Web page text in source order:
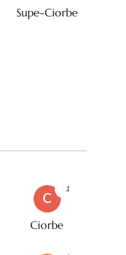
Supe-Ciorbe
C
Ciorbe
1